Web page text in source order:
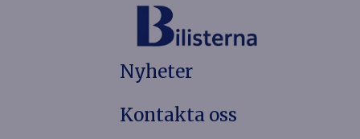
Nyheter
Kontakta oss